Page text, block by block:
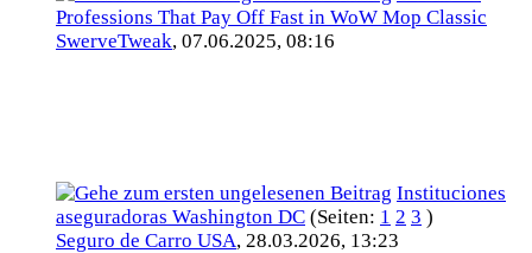
Professions That Pay Off Fast in WoW Mop Classic
SwerveTweak, 07.06.2025, 08:16
Instituciones
aseguradoras Washington DC (Seiten: 1 2 3 )
Seguro de Carro USA, 28.03.2026, 13:23